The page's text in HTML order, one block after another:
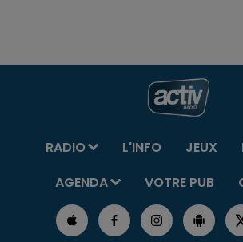
RADIO L'INFO JEUX
AGENDA
VOTRE PUB